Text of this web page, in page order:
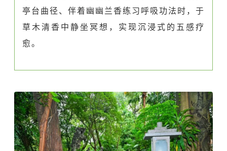
亭台曲径、伴着幽幽兰香练习呼吸功法时，于
草木清香中静坐冥想，实现沉浸式的五感疗
愈。